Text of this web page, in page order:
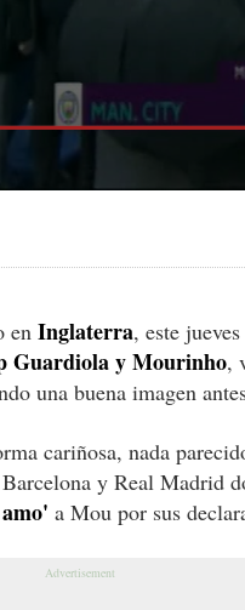
en Inglaterra, este
Guardiola y Mourinho,
una buena imagen
cariñosa, nada
y Real Madrid
a Mou por sus